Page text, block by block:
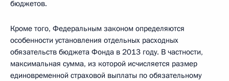
бюджетов.
Кроме того, Федеральным законом определяются
особенности установления отдельных расходных
обязательств бюджета Фонда в 2013 году. В частности,
максимальная сумма, из которой исчисляется размер
единовременной страховой выплаты по обязательному